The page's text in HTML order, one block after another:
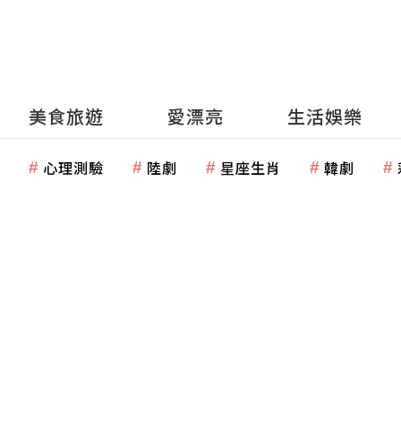
美食旅遊 愛漂亮 生活娛樂
心理測驗 陸劇 星座生肖 韓劇